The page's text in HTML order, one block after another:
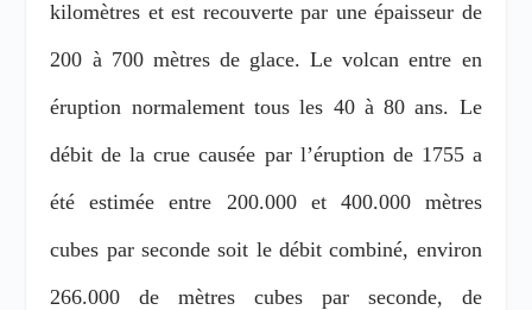
kilomètres et est recouverte par une épaisseur de
200 à 700 mètres de glace. Le volcan entre en
éruption normalement tous les 40 à 80 ans. Le
débit de la crue causée par l’éruption de 1755 a
été estimée entre 200.000 et 400.000 mètres
cubes par seconde soit le débit combiné, environ
266.000 de mètres cubes par seconde, de